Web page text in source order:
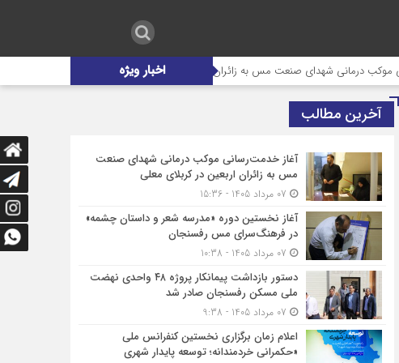
اخبار ویژهدرمانی شهدای صنعت مس به زائران اربعین در کربلای معلی
آخرین مطالب
آغاز خدمت‌رسانی موکب درمانی شهدای صنعت
مس به زائران اربعین در کربلای معلی
آغاز نخستین دوره «مدرسه شعر و داستان چشمه»
در فرهنگ‌سرای مس رفسنجان
دستور بازداشت پیمانکار پروژه ۴۸ واحدی نهضت
ملی مسکن رفسنجان صادر شد
اعلام زمان برگزاری نخستین کنفرانس ملی
«حکمرانی خردمندانه؛ توسعه پایدار شهری